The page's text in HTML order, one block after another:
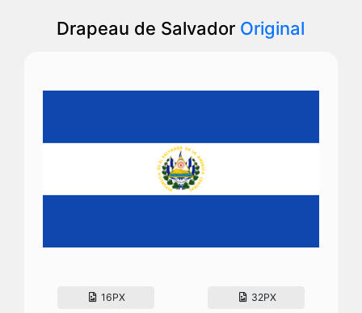
Drapeau de Salvador Original
16PX 32PX